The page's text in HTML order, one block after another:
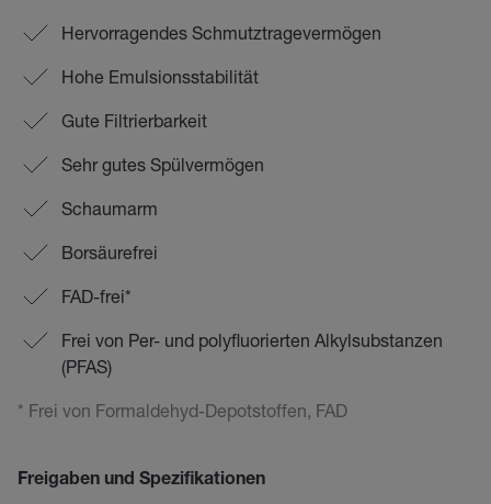
Hervorragendes Schmutztragevermögen
Hohe Emulsionsstabilität
Gute Filtrierbarkeit
Sehr gutes Spülvermögen
Schaumarm
Borsäurefrei
FAD-frei*
Frei von Per- und polyfluorierten Alkylsubstanzen
(PFAS)
* Frei von Formaldehyd-Depotstoffen, FAD
Freigaben und Spezifikationen